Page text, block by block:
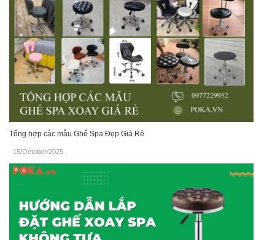
Tổng hợp các mẫu Ghế Spa Đẹp Giá Rẻ
15/October/2025